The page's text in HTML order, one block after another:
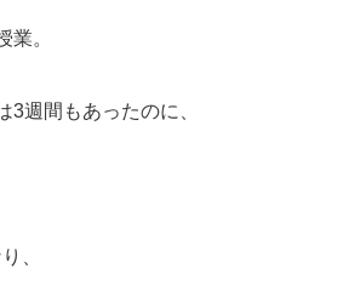
。
週間もあったのに、
、